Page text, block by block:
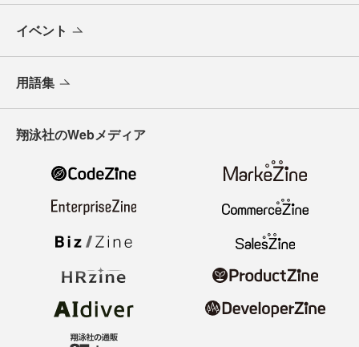
イベント
用語集
翔泳社のWebメディア